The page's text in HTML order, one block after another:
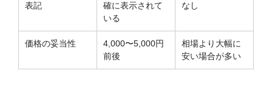
表記
確に表示されて
いる
なし
価格の妥当性
4,000〜5,000円
前後
相場より大幅に
安い場合が多い